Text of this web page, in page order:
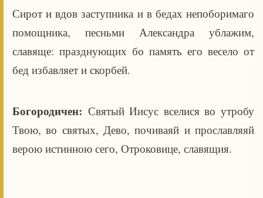
Сирот и вдов заступника и в бедах непоборимаго
помощника, песньми Александра ублажим,
славяще: празднующих бо память его весело от
бед избавляет и скорбей.
Богородичен: Святый Иисус вселися во утробу
Твою, во святых, Дево, почиваяй и прославляяй
верою истинною сего, Отроковице, славящия.